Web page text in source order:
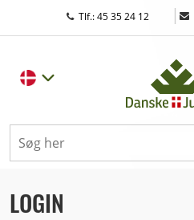
Tlf.: 45 35 24 12 |
LOGIN